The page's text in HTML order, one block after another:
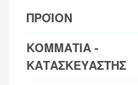
ΠΡΟΪΟΝ
ΚΟΜΜΑΤΙΑ -
ΚΑΤΑΣΚΕΥΑΣΤΗΣ